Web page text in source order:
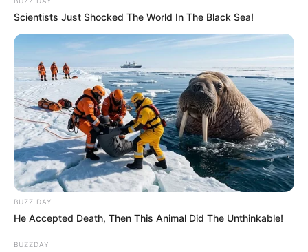
Scientists Just Shocked The World In The Black Sea!
BUZZ DAY
He Accepted Death, Then This Animal Did The Unthinkable!
BUZZDAY